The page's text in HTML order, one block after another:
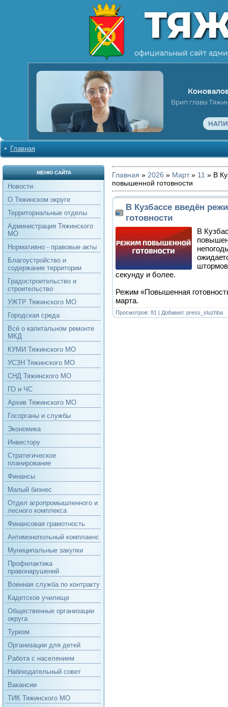
официальный сайт
Врип главы
Главная
МЕНЮ САЙТА
Новости
О Тяжинском округе
Территориальные отделы
Администрация Тяжинского
МО
Нормативно - правовые акты
Благоустройство и
содержание территории
Градостроительство и
строительство
УЖТР Тяжинского МО
Городская среда
Всё о капитальном ремонте
МКД
КУМИ Тяжинского МО
УСЗН Тяжинского МО
СНД Тяжинского МО
ГО и ЧС
Архив Тяжинского МО
Госорганы и службы
Экономика
Инвестору
Стратегическое
планирование
Финансы
Малый бизнес
Отдел агропромышленного и
лесного комплекса
Финансовая грамотность
Антимонопольный комплаенс
Муниципальные закупки
Профилактика
правонарушений
Военная служба по контракту
Кадетское училище
Общественные организации
округа
Туризм
Организации для детей
Работа с населением
Наблюдательный совет
Вакансии
ТИК Тяжинского МО
Главная » 2026 » Март » 11 » В
повышенной готовности
В Кузбассе введён
готовности
В
секунду и более.
Режим «Повышенная
марта.
Просмотров: 81 | Добавил: press_sluzhba